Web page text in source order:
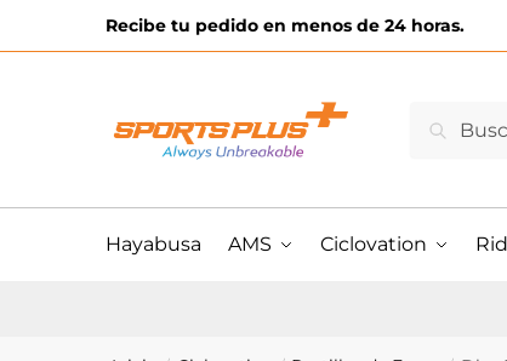
Recibe tu pedido en menos de 24 horas.
por:
Buscar
Hayabusa AMS Ciclovation